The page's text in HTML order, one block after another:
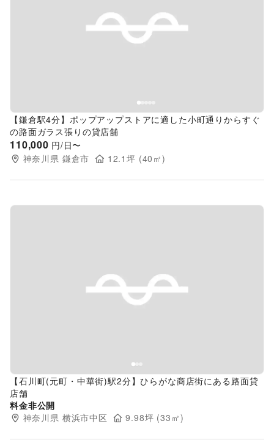
Previous slide
【鎌倉駅4分】ポップアップストアに適した小町通りからすぐ
の路面ガラス張りの貸店舗
110,000 円/日〜
神奈川県 鎌倉市 12.1坪 (40 ㎡)
Previous slide
【石川町(元町・中華街)駅2分】ひらがな商店街にある路面貸
店舗
料金非公開
神奈川県 横浜市中区 9.98坪 (33 ㎡)